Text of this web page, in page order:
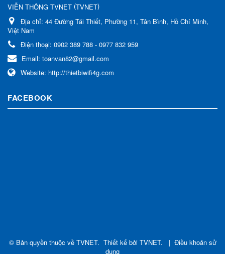
VIỄN THÔNG TVNET (TVNET)
Địa chỉ: 44 Đường Tái Thiết, Phường 11, Tân Bình, Hồ Chí Minh,
Việt Nam
Điện thoại: 0902 389 788 - 0977 832 959
Email: toanvan82@gmail.com
Website: http://thietbiwifi4g.com
FACEBOOK
© Bản quyền thuộc về TVNET. Thiết kế bởi TVNET. | Điều khoản sử
dụng